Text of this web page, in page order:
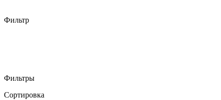
Фильтр
Фильтры
Сортировка